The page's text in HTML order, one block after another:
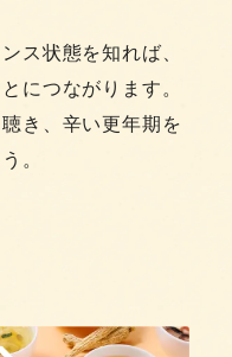
ス状態を知れば、
につながります。
き、辛い更年期を
。